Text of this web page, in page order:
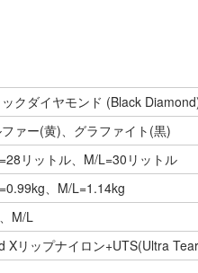
クダイヤモンド (Black
ァー(黄)、グラファイト(黒)
リットル、M/L=30リットル
、M/L=1.14kg
M/L
Xリップナイロン+UTS(Ultra